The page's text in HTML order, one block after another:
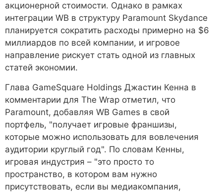
акционерной стоимости. Однако в рамках
интеграции WB в структуру Paramount Skydance
планируется сократить расходы примерно на $6
миллиардов по всей компании, и игровое
направление рискует стать одной из главных
статей экономии.
Глава GameSquare Holdings Джастин Кенна в
комментарии для The Wrap отметил, что
Paramount, добавляя WB Games в свой
портфель, "получает игровые франшизы,
которые можно использовать для вовлечения
аудитории круглый год". По словам Кенны,
игровая индустрия – "это просто то
пространство, в котором вам нужно
присутствовать, если вы медиакомпания,